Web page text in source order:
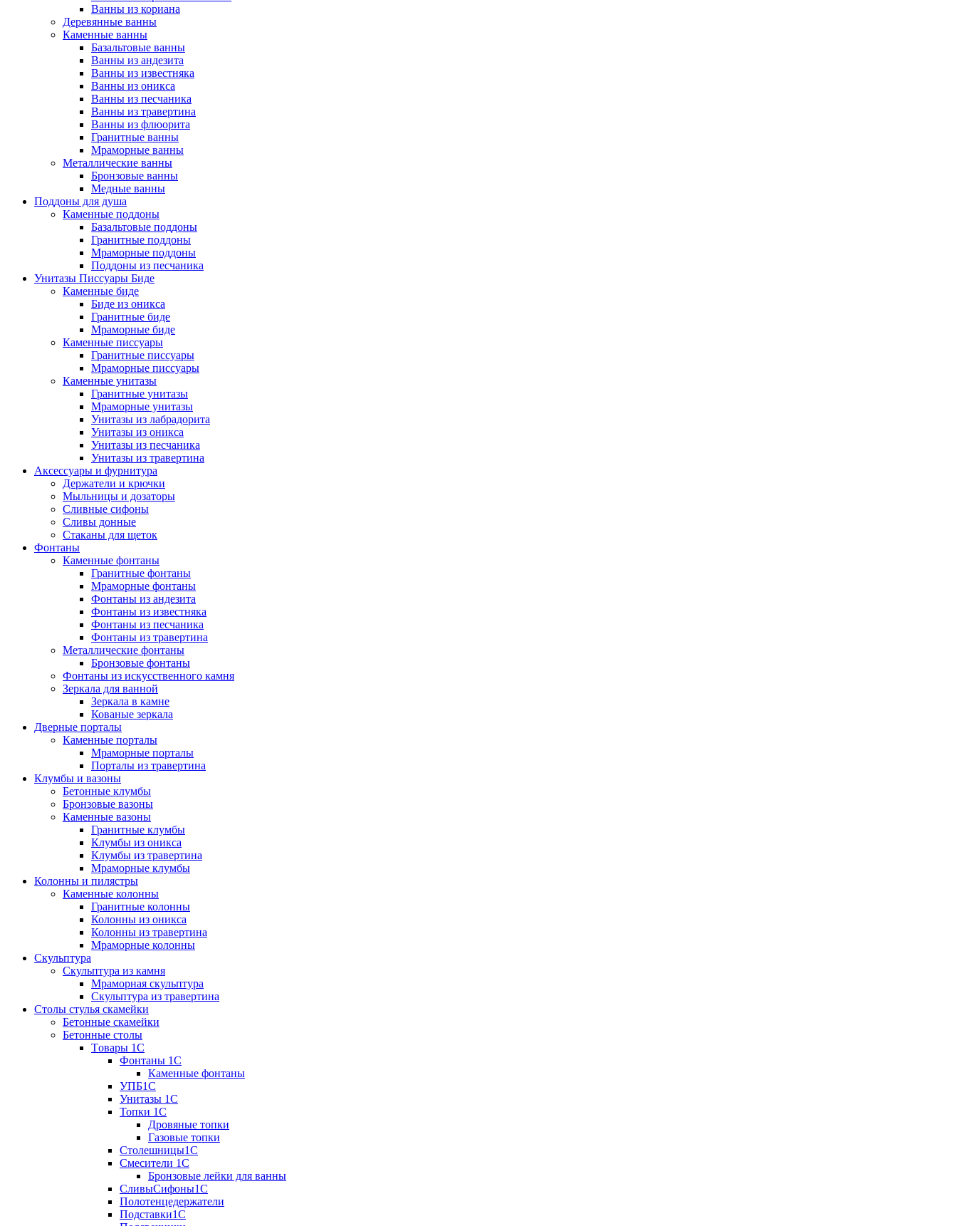
Ванны из кориана
Деревянные ванны
Каменные ванны
Базальтовые ванны
Ванны из андезита
Ванны из известняка
Ванны из оникса
Ванны из песчаника
Ванны из травертина
Ванны из флюорита
Гранитные ванны
Мраморные ванны
Металлические ванны
Бронзовые ванны
Медные ванны
Поддоны для душа
Каменные поддоны
Базальтовые поддоны
Гранитные поддоны
Мраморные поддоны
Поддоны из песчаника
Унитазы Писсуары Биде
Каменные биде
Биде из оникса
Гранитные биде
Мраморные биде
Каменные писсуары
Гранитные писсуары
Мраморные писсуары
Каменные унитазы
Гранитные унитазы
Мраморные унитазы
Унитазы из лабрадорита
Унитазы из оникса
Унитазы из песчаника
Унитазы из травертина
Аксессуары и фурнитура
Держатели и крючки
Мыльницы и дозаторы
Сливные сифоны
Сливы донные
Стаканы для щеток
Фонтаны
Каменные фонтаны
Гранитные фонтаны
Мраморные фонтаны
Фонтаны из андезита
Фонтаны из известняка
Фонтаны из песчаника
Фонтаны из травертина
Металлические фонтаны
Бронзовые фонтаны
Фонтаны из искусственного камня
Зеркала для ванной
Зеркала в камне
Кованые зеркала
Дверные порталы
Каменные порталы
Мраморные порталы
Порталы из травертина
Клумбы и вазоны
Бетонные клумбы
Бронзовые вазоны
Каменные вазоны
Гранитные клумбы
Клумбы из оникса
Клумбы из травертина
Мраморные клумбы
Колонны и пилястры
Каменные колонны
Гранитные колонны
Колонны из оникса
Колонны из травертина
Мраморные колонны
Скульптура
Скульптура из камня
Мраморная скульптура
Скульптура из травертина
Столы стулья скамейки
Бетонные скамейки
Бетонные столы
Tовары 1C
Фонтаны 1C
Каменные фонтаны
УПБ1С
Унитазы 1С
Топки 1С
Дровяные топки
Газовые топки
Столешницы1С
Смесители 1С
Бронзовые лейки для ванны
СливыСифоны1С
Полотенцедержатели
Подставки1С